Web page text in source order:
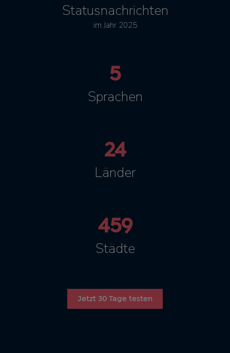
Statusnachrichten
im Jahr 2025
5
Sprachen
24
Länder
459
Städte
Jetzt 30 Tage testen